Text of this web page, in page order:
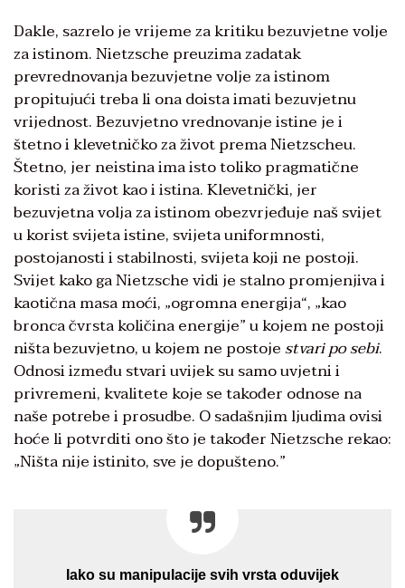
Dakle, sazrelo je vrijeme za kritiku bezuvjetne volje
za istinom. Nietzsche preuzima zadatak
prevrednovanja bezuvjetne volje za istinom
propitujući treba li ona doista imati bezuvjetnu
vrijednost. Bezuvjetno vrednovanje istine je i
štetno i klevetničko za život prema Nietzscheu.
Štetno, jer neistina ima isto toliko pragmatične
koristi za život kao i istina. Klevetnički, jer
bezuvjetna volja za istinom obezvrjeđuje naš svijet
u korist svijeta istine, svijeta uniformnosti,
postojanosti i stabilnosti, svijeta koji ne postoji.
Svijet kako ga Nietzsche vidi je stalno promjenjiva i
kaotična masa moći, „ogromna energija“, „kao
bronca čvrsta količina energije” u kojem ne postoji
ništa bezuvjetno, u kojem ne postojestvari po sebi.
Odnosi između stvari uvijek su samo uvjetni i
privremeni, kvalitete koje se također odnose na
naše potrebe i prosudbe. O sadašnjim ljudima ovisi
hoće li potvrditi ono što je također Nietzsche rekao:
„Ništa nije istinito, sve je dopušteno.”
Iako su manipulacije svih vrsta oduvijek